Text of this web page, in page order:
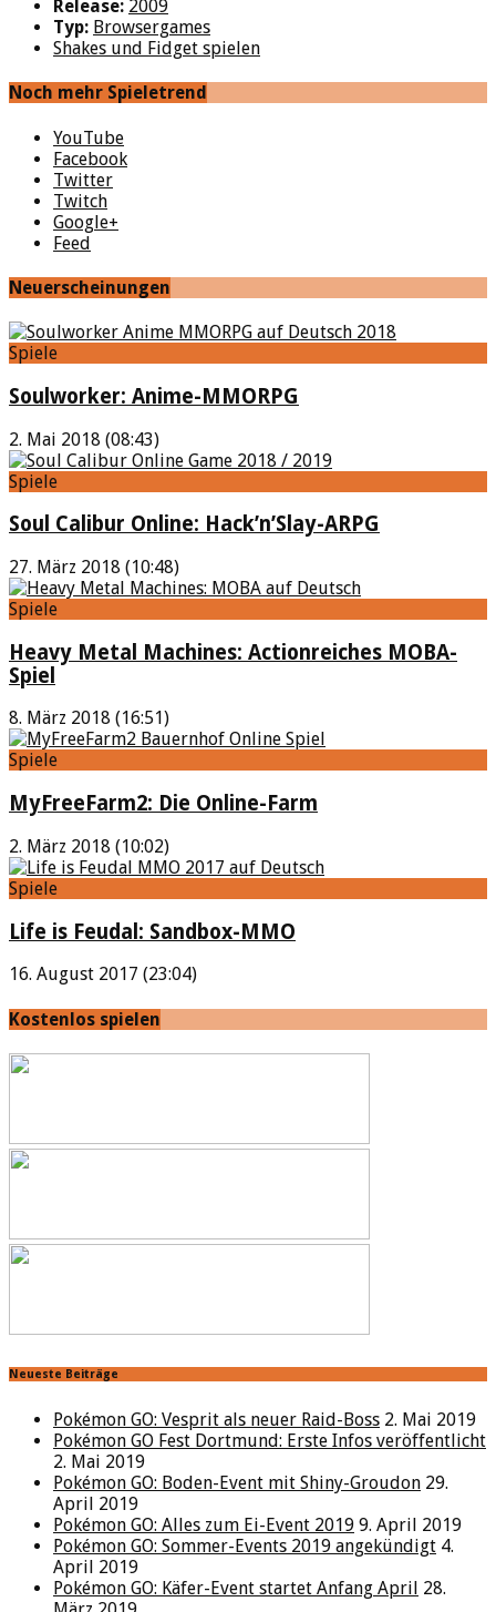
Release: 2009
Typ: Browsergames
Shakes und Fidget spielen
Noch mehr Spieletrend
YouTube
Facebook
Twitter
Twitch
Google+
Feed
Neuerscheinungen
Spiele
Soulworker: Anime-MMORPG
2. Mai 2018 (08:43)
Spiele
Soul Calibur Online: Hack’n’Slay-ARPG
27. März 2018 (10:48)
Spiele
Heavy Metal Machines: Actionreiches MOBA-
Spiel
8. März 2018 (16:51)
Spiele
MyFreeFarm2: Die Online-Farm
2. März 2018 (10:02)
Spiele
Life is Feudal: Sandbox-MMO
16. August 2017 (23:04)
Kostenlos spielen
Neueste Beiträge
Pokémon GO: Vesprit als neuer Raid-Boss 2. Mai 2019
Pokémon GO Fest Dortmund: Erste Infos veröffentlicht
2. Mai 2019
Pokémon GO: Boden-Event mit Shiny-Groudon 29.
April 2019
Pokémon GO: Alles zum Ei-Event 2019 9. April 2019
Pokémon GO: Sommer-Events 2019 angekündigt 4.
April 2019
Pokémon GO: Käfer-Event startet Anfang April 28.